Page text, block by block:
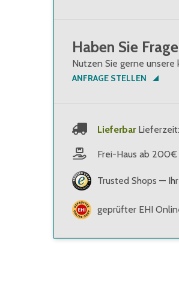
Haben Sie
Nutzen Sie gerne unsere
ANFRAGE STELLEN
Lieferbar
Frei-Haus ab 200€
Trusted Shops —
geprüfter EHI